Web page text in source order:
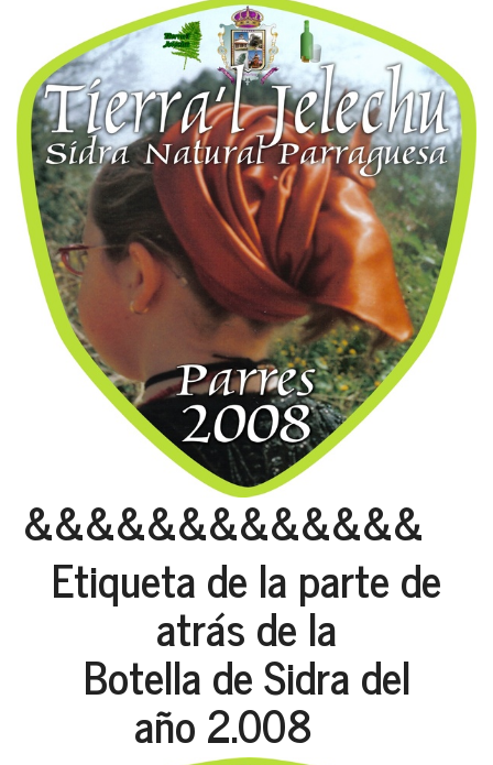
&&&&&&&&&&&&&
Etiqueta de la parte de
atrás de la
Botella de Sidra del
año 2.008